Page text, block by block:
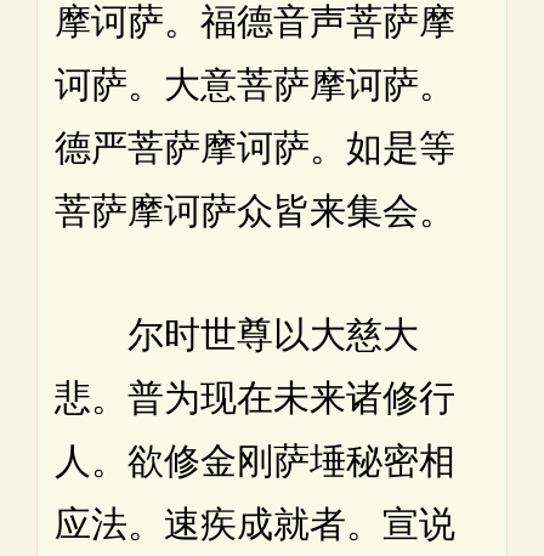
摩诃萨。福德音声菩萨摩
诃萨。大意菩萨摩诃萨。
德严菩萨摩诃萨。如是等
菩萨摩诃萨众皆来集会。
尔时世尊以大慈大
悲。普为现在未来诸修行
人。欲修金刚萨埵秘密相
应法。速疾成就者。宣说